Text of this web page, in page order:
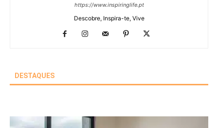
https://www.inspiringlife.pt
Descobre, Inspira-te, Vive
DESTAQUES